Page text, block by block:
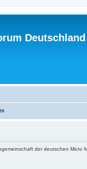
Deutschland
der deutschen Micro